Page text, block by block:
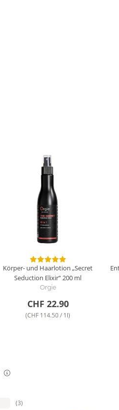
Körper- und Haarlotion „Secret
Seduction Elixir“200 ml
Orgie
CHF 22.90
(CHF 114.50 / 1l)
(3)